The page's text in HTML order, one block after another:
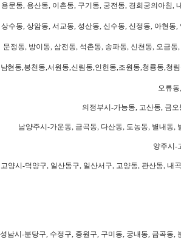
용문동, 용산동, 이촌동, 구기동, 궁전동, 경희궁의아침,
상수동, 상암동, 서교동, 성산동, 신수동, 신정동, 아현
문정동, 방이동, 삼전동, 석촌동, 송파동, 신천동, 오금
남현동,봉천동,서원동,신림동,인헌동,조원동,청룡동,청
오류
의정부시-가능동, 고산동, 금
남양주시-가운동, 금곡동, 다산동, 도농동, 별내동,
양주시-
고양시-덕양구, 일산동구, 일산서구, 고양동, 관산동, 내
성남시-분당구, 수정구, 중원구, 구미동, 궁내동, 금곡동,